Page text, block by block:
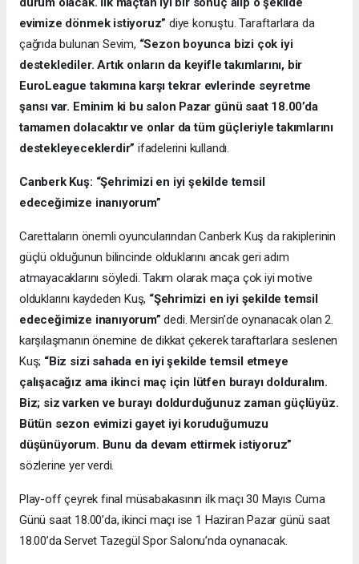
evimize dönmek istiyoruz” diye konuştu. Taraftarlara da
çağrıda bulunan Sevim, “Sezon boyunca bizi çok iyi
desteklediler. Artık onların da keyifle takımlarını, bir
EuroLeague takımına karşı tekrar evlerinde seyretme
şansı var. Eminim ki bu salon Pazar günü saat 18.00’da
tamamen dolacaktır ve onlar da tüm güçleriyle takımlarını
destekleyeceklerdir” ifadelerini kullandı.
Canberk Kuş: “Şehrimizi en iyi şekilde temsil
edeceğimize inanıyorum”
Carettaların önemli oyuncularından Canberk Kuş da rakiplerinin
güçlü olduğunun bilincinde olduklarını ancak geri adım
atmayacaklarını söyledi. Takım olarak maça çok iyi motive
olduklarını kaydeden Kuş, “Şehrimizi en iyi şekilde temsil
edeceğimize inanıyorum” dedi. Mersin’de oynanacak olan 2.
karşılaşmanın önemine de dikkat çekerek taraftarlara seslenen
Kuş; “Biz sizi sahada en iyi şekilde temsil etmeye
çalışacağız ama ikinci maç için lütfen burayı dolduralım.
Biz; siz varken ve burayı doldurduğunuz zaman güçlüyüz.
Bütün sezon evimizi gayet iyi koruduğumuzu
düşünüyorum. Bunu da devam ettirmek istiyoruz”
sözlerine yer verdi.
Play-off çeyrek final müsabakasının ilk maçı 30 Mayıs Cuma
Günü saat 18.00’da, ikinci maçı ise 1 Haziran Pazar günü saat
18.00’da Servet Tazegül Spor Salonu’nda oynanacak.